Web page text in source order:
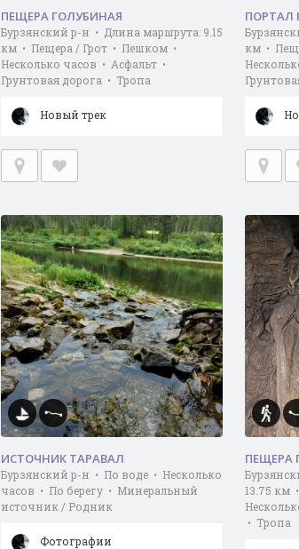
ПЕЩЕРА ГОЛУБИНАЯ
Бурзянский р-н • Длина маршрута: 9.15
км • Пещера / Грот • Пешком •
Несколько часов • Асфальт •
Грунтовая дорога • Тропа
Новый трек
ПОРТАЛ
км •
ИСТОЧНИК ТАРАВАЛ
Бурзянский р-н • По воде • Несколько
часов • По берегу • Минеральный
источник / Родник
Фотографии
ПЕЩЕРА
13.75 км
• Тропа